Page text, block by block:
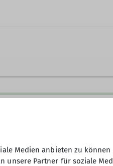
Medien anbieten zu
Partner für soziale